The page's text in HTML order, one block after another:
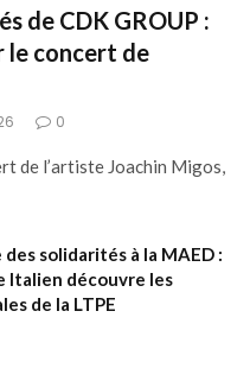
de CDK GROUP :
le concert de
0
de l’artiste Joachin Migos,
solidarités à la MAED :
Italien découvre les
de la LTPE